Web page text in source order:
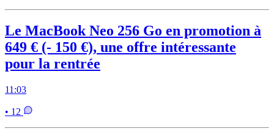
Le MacBook Neo 256 Go en promotion à
649 € (- 150 €), une offre intéressante
pour la rentrée
11:03
• 12